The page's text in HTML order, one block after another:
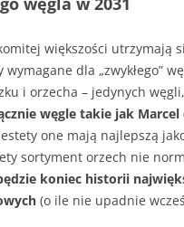
większości utrzymają
dla „zwykłego”
i orzecha – jedynych
węgle takie jak Marcel
one mają najlepszą
sortyment orzech nie
koniec historii
(o ile nie upadnie